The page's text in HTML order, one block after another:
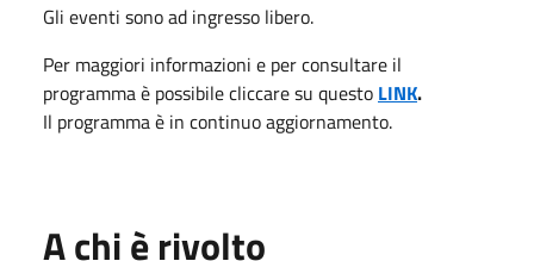
Gli eventi sono ad ingresso libero.
Per maggiori informazioni e per consultare il
programma è possibile cliccare su questo LINK.
Il programma è in continuo aggiornamento.
A chi è rivolto